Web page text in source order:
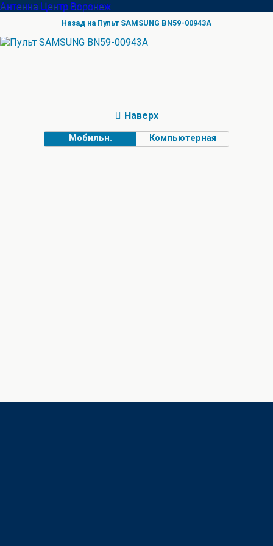
Антенна Центр Воронеж
Назад на Пульт SAMSUNG BN59-00943A
Наверх
Мобильн. Компьютерная